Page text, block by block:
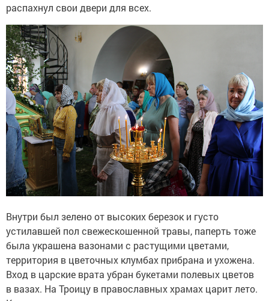
распахнул свои двери для всех.
Внутри был зелено от высоких березок и густо
устилавшей пол свежескошенной травы, паперть тоже
была украшена вазонами с растущими цветами,
территория в цветочных клумбах прибрана и ухожена.
Вход в царские врата убран букетами полевых цветов
в вазах. На Троицу в православных храмах царит лето.